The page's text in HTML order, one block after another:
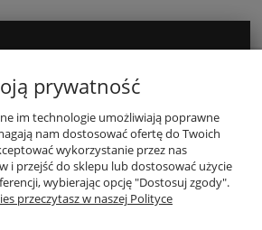
INFORMACJE
I DOSTAWA
prywatność
im technologie umożliwiają poprawne
nam dostosować ofertę do Twoich
wykorzystanie przez nas
i przejść do sklepu lub dostosować użycie
wybierając opcję "Dostosuj zgody".
przeczytasz w naszej Polityce